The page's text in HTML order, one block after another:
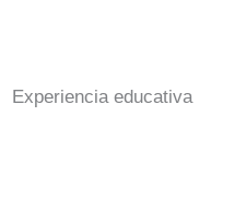
Experiencia educativa